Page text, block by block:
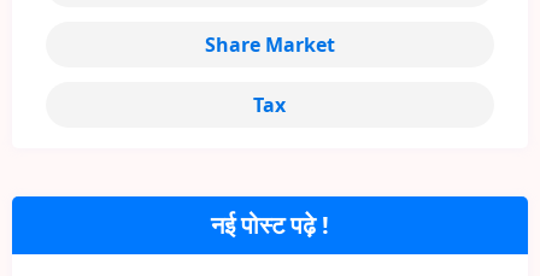
नई पोस्ट पढ़े !
Share Market
Tax